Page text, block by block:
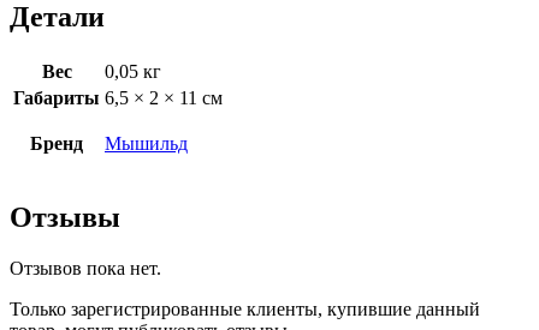
Детали
Вес
0,05 кг
Габариты 6,5 × 2 × 11 см
Бренд Мышильд
Отзывы
Отзывов пока нет.
Только зарегистрированные клиенты, купившие данный